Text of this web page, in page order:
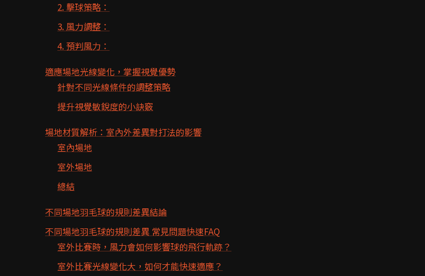
2. 擊球策略：
3. 風力調整：
4. 預判風力：
適應場地光線變化，掌握視覺優勢
針對不同光線條件的調整策略
提升視覺敏銳度的小訣竅
場地材質解析：室內外差異對打法的影響
室內場地
室外場地
總結
不同場地羽毛球的規則差異結論
不同場地羽毛球的規則差異 常見問題快速FAQ
室外比賽時，風力會如何影響球的飛行軌跡？
室外比賽光線變化大，如何才能快速適應？